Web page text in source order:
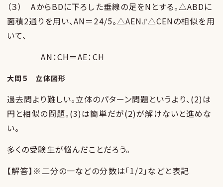
（３） AからBDに下ろした垂線の足をNとする。△ABDに
面積2通りを用い、AN＝24/5。△AEN⑀△CENの相似を用
いて、
AN：CH＝AE：CH
大問５ 立体図形
過去問より難しい。立体のパターン問題というより、(2)は
円と相似の問題。(3)は簡単だが(2)が解けないと進めな
い。
多くの受験生が悩んだことだろう。
【解答】※二分の一などの分数は「1/2」などと表記